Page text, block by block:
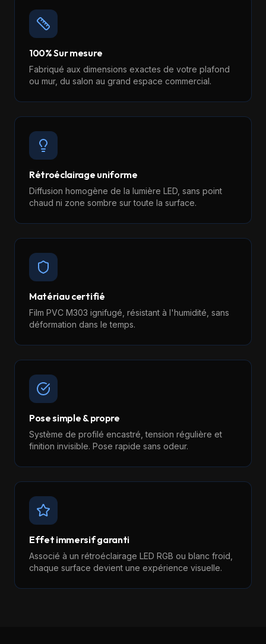
100% Sur mesure
Fabriqué aux dimensions exactes de votre plafond
ou mur, du salon au grand espace commercial.
Rétroéclairage uniforme
Diffusion homogène de la lumière LED, sans point
chaud ni zone sombre sur toute la surface.
Matériau certifié
Film PVC M303 ignifugé, résistant à l'humidité, sans
déformation dans le temps.
Pose simple & propre
Système de profilé encastré, tension régulière et
finition invisible. Pose rapide sans odeur.
Effet immersif garanti
Associé à un rétroéclairage LED RGB ou blanc froid,
chaque surface devient une expérience visuelle.